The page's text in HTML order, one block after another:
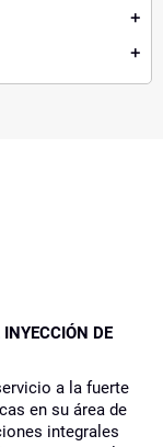
add
add
DE
a la fuerte
en su área de
integrales